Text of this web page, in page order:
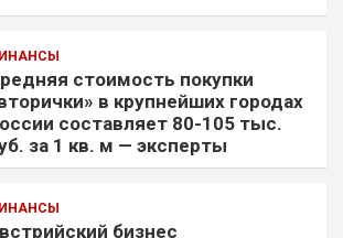
стоимость покупки
в крупнейших городах
составляет 80-105 тыс.
за 1 кв. м — эксперты
бизнес